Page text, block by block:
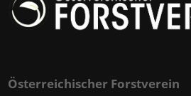
Österreichischer Forstverein